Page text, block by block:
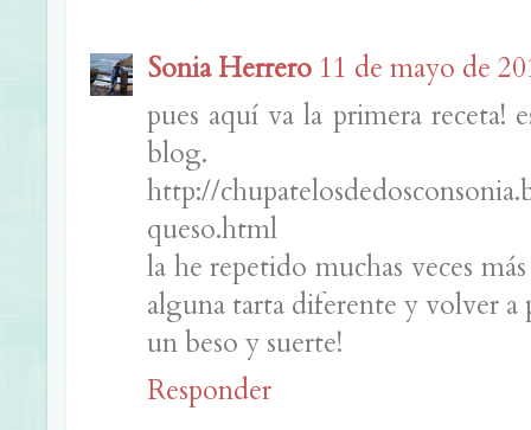
Sonia Herrero 11 de mayo de
pues aquí va la primera receta!
blog.
http://
queso.html
la he repetido muchas veces
alguna tarta diferente y volver a
un beso y suerte!
Responder